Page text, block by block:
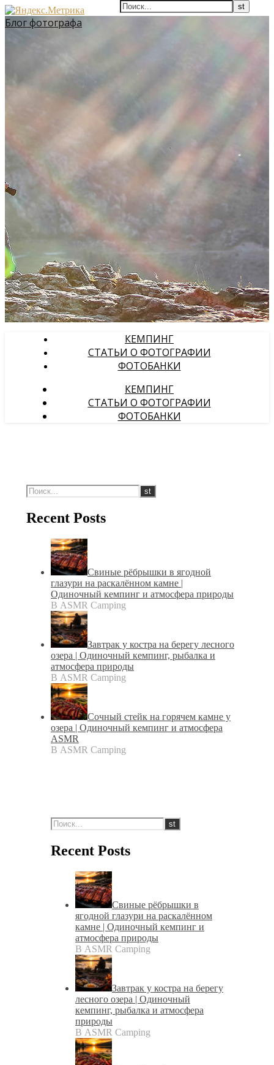
Блог фотографа
КЕМПИНГ
СТАТЬИ О ФОТОГРАФИИ
ФОТОБАНКИ
КЕМПИНГ
СТАТЬИ О ФОТОГРАФИИ
ФОТОБАНКИ
Recent Posts
Свиные рёбрышки в ягодной
глазури на раскалённом камне |
Одиночный кемпинг и атмосфера природы
В ASMR Camping
Завтрак у костра на берегу лесного
озера | Одиночный кемпинг, рыбалка и
атмосфера природы
В ASMR Camping
Сочный стейк на горячем камне у
озера | Одиночный кемпинг и атмосфера
ASMR
В ASMR Camping
Recent Posts
Свиные рёбрышки в
ягодной глазури на раскалённом
камне | Одиночный кемпинг и
атмосфера природы
В ASMR Camping
Завтрак у костра на берегу
лесного озера | Одиночный
кемпинг, рыбалка и атмосфера
природы
В ASMR Camping